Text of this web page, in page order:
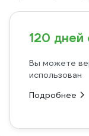
120 дней
Вы можете
использован
Подробнее